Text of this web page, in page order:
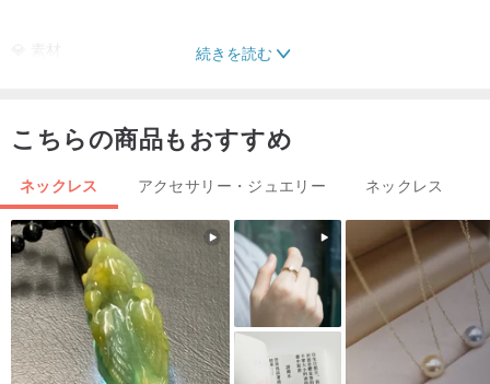
（天然石のため、製品によって色味に若干の個体差が生じる場合が
⚠️ ご注意
- 天然石やビーズの特性上、形状や色味に若干の違いが生じること
がございます。
- ハンドメイド製品の特性上、微細な傷は不良品ではございませ
ん。
続きを読む
こちらの商品もおすすめ
ネックレス アクセサリー・ジュエリー ネックレス